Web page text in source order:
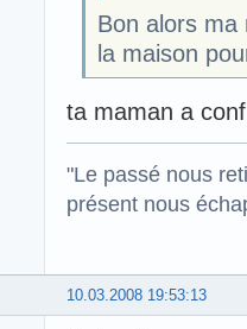
Bon alors ma
la maison
ta maman a
"Le passé nous
présent nous
10.03.2008 19:53:13